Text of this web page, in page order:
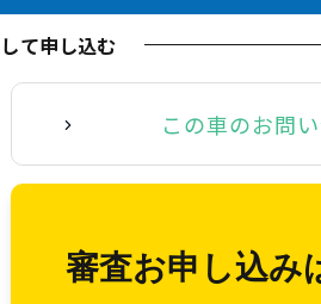
して申し込む
この車のお問
審査お申し込み